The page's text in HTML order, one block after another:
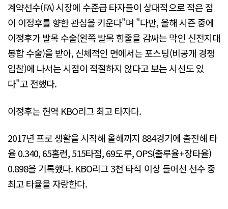
계약선수(FA) 시장에 수준급 타자들이 상대적으로 적은 점
이 이정후를 향한 관심을 키운다"며 "다만, 올해 시즌 중에
이정후가 발목 수술(왼쪽 발목 힘줄을 감싸는 막인 신전지대
봉합 수술)을 받아, 신체적인 면에서는 포스팅(비공개 경쟁
입찰)에 나서는 시점이 적절하지 않다고 보는 시선도 있
다"고 전했다.
이정후는 현역 KBO리그 최고 타자다.
2017년 프로 생활을 시작해 올해까지 884경기에 출전해 타
율 0.340, 65홈런, 515타점, 69도루, OPS(출루율+장타율)
0.898을 기록했다. KBO리그 3천 타석 이상 들어선 선수 중
최고 타율을 자랑한다.